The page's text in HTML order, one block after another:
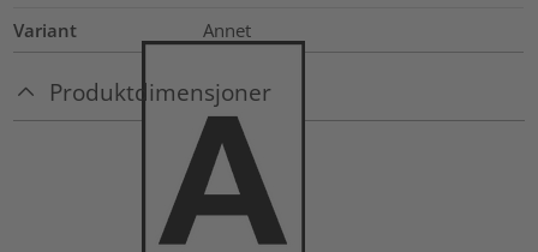
Variant
Annet
Produktdimensjoner